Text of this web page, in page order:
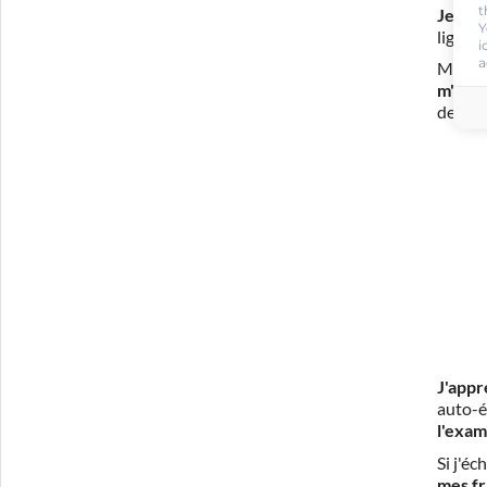
Je
ligne
Mon
de
auto-
Si